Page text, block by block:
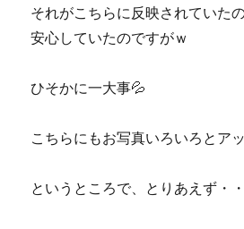
それがこちらに反映されていた
安心していたのですがｗ
ひそかに一大事💦
こちらにもお写真いろいろとア
というところで、とりあえず・・